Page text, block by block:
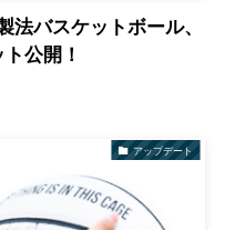
法バスケットボール、
公開！
アップデート